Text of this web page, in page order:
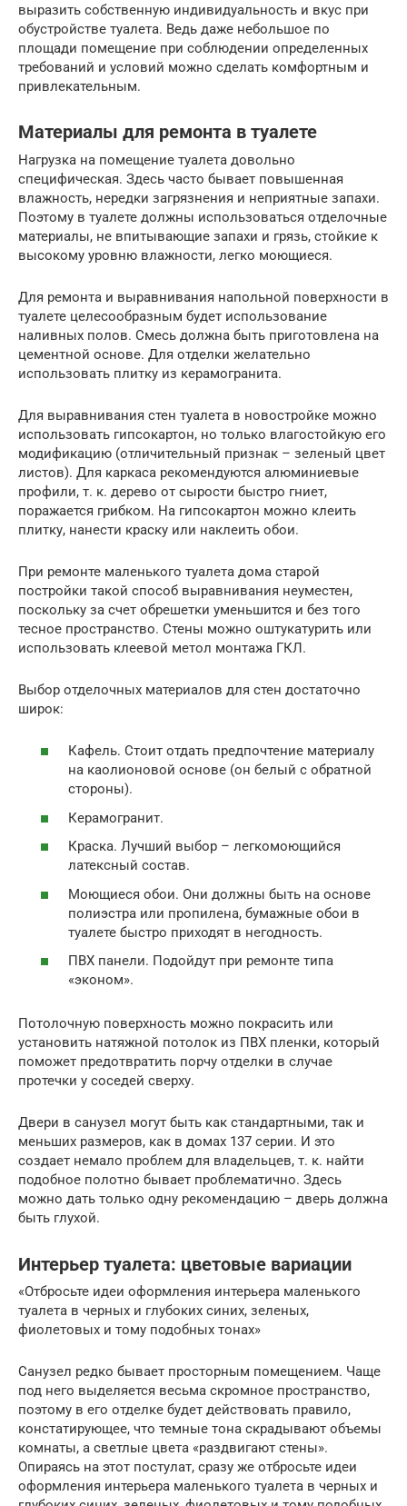
выразить собственную индивидуальность и вкус при
обустройстве туалета. Ведь даже небольшое по
площади помещение при соблюдении определенных
требований и условий можно сделать комфортным и
привлекательным.
Материалы для ремонта в туалете
Нагрузка на помещение туалета довольно
специфическая. Здесь часто бывает повышенная
влажность, нередки загрязнения и неприятные запахи.
Поэтому в туалете должны использоваться отделочные
материалы, не впитывающие запахи и грязь, стойкие к
высокому уровню влажности, легко моющиеся.
Для ремонта и выравнивания напольной поверхности в
туалете целесообразным будет использование
наливных полов. Смесь должна быть приготовлена на
цементной основе. Для отделки желательно
использовать плитку из керамогранита.
Для выравнивания стен туалета в новостройке можно
использовать гипсокартон, но только влагостойкую его
модификацию (отличительный признак – зеленый цвет
листов). Для каркаса рекомендуются алюминиевые
профили, т. к. дерево от сырости быстро гниет,
поражается грибком. На гипсокартон можно клеить
плитку, нанести краску или наклеить обои.
При ремонте маленького туалета дома старой
постройки такой способ выравнивания неуместен,
поскольку за счет обрешетки уменьшится и без того
тесное пространство. Стены можно оштукатурить или
использовать клеевой метол монтажа ГКЛ.
Выбор отделочных материалов для стен достаточно
широк:
Кафель. Стоит отдать предпочтение материалу
на каолионовой основе (он белый с обратной
стороны).
Керамогранит.
Краска. Лучший выбор – легкомоющийся
латексный состав.
Моющиеся обои. Они должны быть на основе
полиэстра или пропилена, бумажные обои в
туалете быстро приходят в негодность.
ПВХ панели. Подойдут при ремонте типа
«эконом».
Потолочную поверхность можно покрасить или
установить натяжной потолок из ПВХ пленки, который
поможет предотвратить порчу отделки в случае
протечки у соседей сверху.
Двери в санузел могут быть как стандартными, так и
меньших размеров, как в домах 137 серии. И это
создает немало проблем для владельцев, т. к. найти
подобное полотно бывает проблематично. Здесь
можно дать только одну рекомендацию – дверь должна
быть глухой.
Интерьер туалета: цветовые вариации
«Отбросьте идеи оформления интерьера маленького
туалета в черных и глубоких синих, зеленых,
фиолетовых и тому подобных тонах»
Санузел редко бывает просторным помещением. Чаще
под него выделяется весьма скромное пространство,
поэтому в его отделке будет действовать правило,
констатирующее, что темные тона скрадывают объемы
комнаты, а светлые цвета «раздвигают стены».
Опираясь на этот постулат, сразу же отбросьте идеи
оформления интерьера маленького туалета в черных и